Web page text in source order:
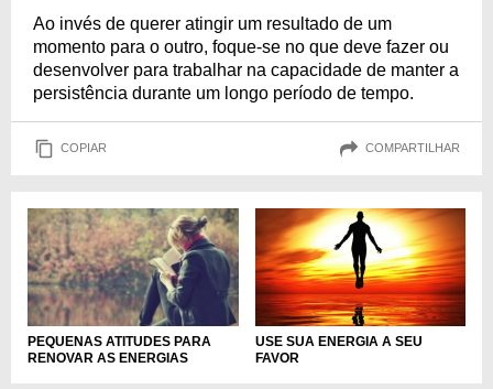
Ao invés de querer atingir um resultado de um
momento para o outro, foque-se no que deve fazer ou
desenvolver para trabalhar na capacidade de manter a
persistência durante um longo período de tempo.
COPIAR COMPARTILHAR
PEQUENAS ATITUDES PARA
RENOVAR AS ENERGIAS
USE SUA ENERGIA A SEU
FAVOR